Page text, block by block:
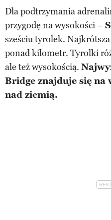
Dla podtrzymania
przygodę na wysokości –
sześciu tyrolek.
ponad kilometr. Tyrolki
ale też wysokością.
Bridge znajduje się na
nad ziemią.